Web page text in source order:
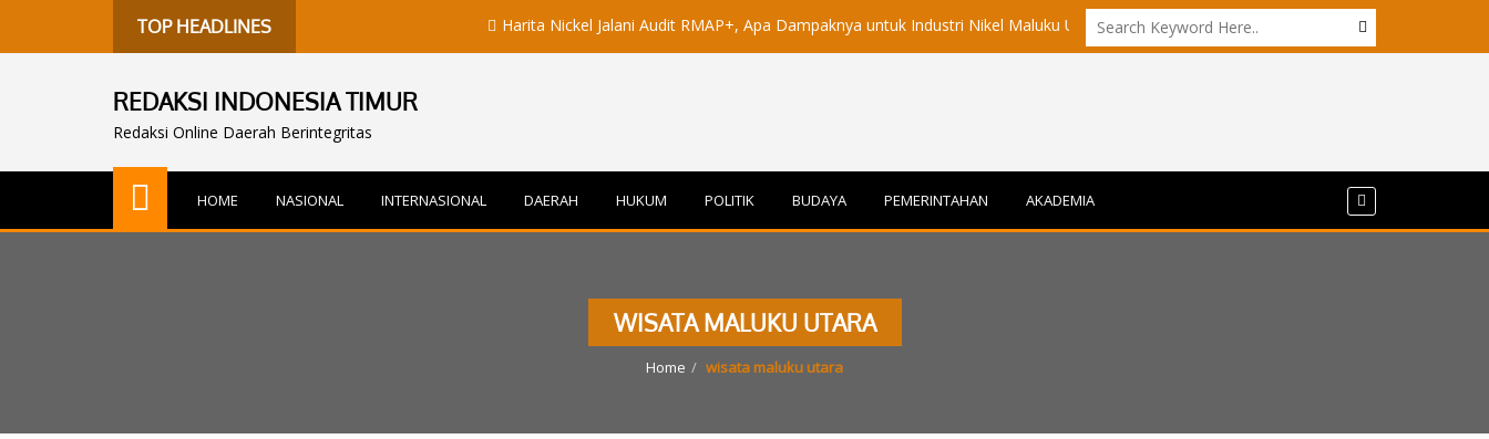
TOP HEADLINES Harita Nickel Jalani Audit RMAP+, Apa Dampaknya untuk Industri Nikel Maluku Utara? Akademisi UI dan ITB Menyoroti Tata Kelola dan
REDAKSI INDONESIA TIMUR
Redaksi Online Daerah Berintegritas
HOME NASIONAL INTERNASIONAL DAERAH HUKUM POLITIK BUDAYA PEMERINTAHAN AKADEMIA
WISATA MALUKU UTARA
Home wisata maluku utara